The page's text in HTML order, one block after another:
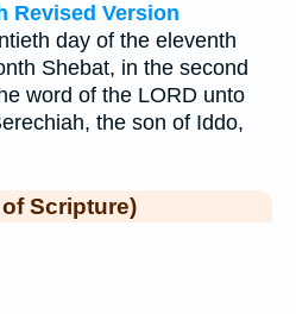
Revised Version
day of the eleventh
Shebat, in the second
word of the LORD unto
the son of Iddo,
Scripture)